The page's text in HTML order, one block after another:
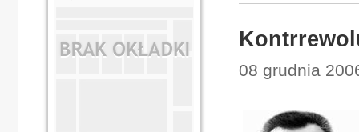
08 grudnia